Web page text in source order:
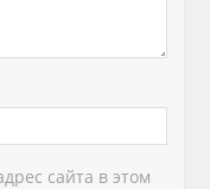
сайта в этом